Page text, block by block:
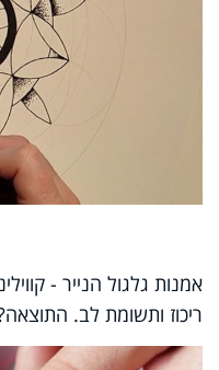
אמנות גלגול הנייר -
ריכוז ותשומת לב.